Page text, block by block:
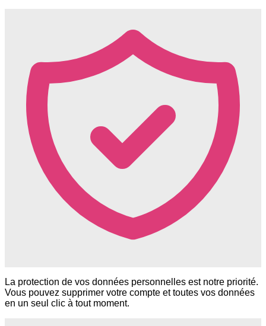
La protection de vos données personnelles est notre priorité.
Vous pouvez supprimer votre compte et toutes vos données
en un seul clic à tout moment.